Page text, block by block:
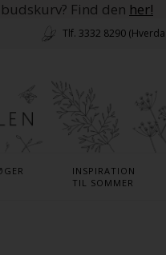
Find den her!
Tlf. 3332 8290
INSPIRATION
TIL SOMMER